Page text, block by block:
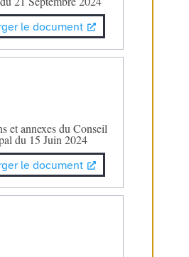
le document
et annexes du Conseil
du 15 Juin 2024
le document